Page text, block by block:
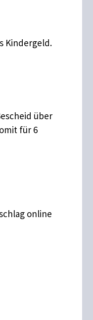
Kindergeld.
über
für 6
online